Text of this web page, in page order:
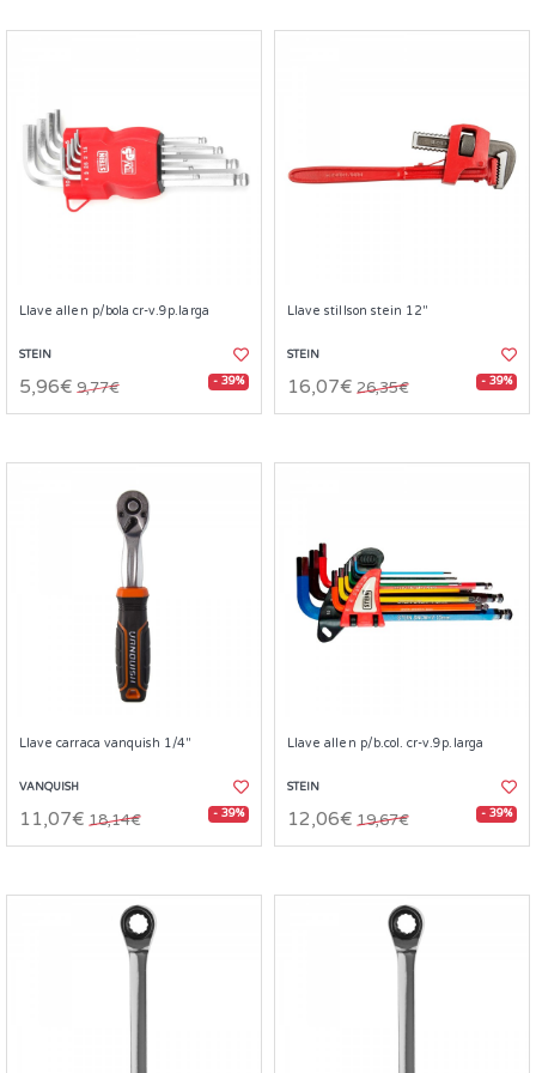
Llave allen p/bola cr-v.9p.larga
STEIN
5,96€ 9,77€ - 39%
Llave stillson stein 12"
STEIN
16,07€ 26,35€ - 39%
Llave carraca vanquish 1/4"
VANQUISH
11,07€ 18,14€ - 39%
Llave allen p/b.col. cr-v.9p.larga
STEIN
12,06€ 19,67€ - 39%